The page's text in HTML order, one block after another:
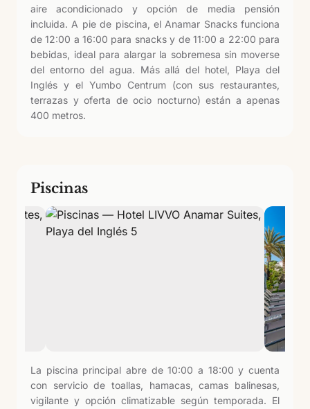
aire acondicionado y opción de media pensión
incluida. A pie de piscina, el Anamar Snacks funciona
de 12:00 a 16:00 para snacks y de 11:00 a 22:00 para
bebidas, ideal para alargar la sobremesa sin moverse
del entorno del agua. Más allá del hotel, Playa del
Inglés y el Yumbo Centrum (con sus restaurantes,
terrazas y oferta de ocio nocturno) están a apenas
400 metros.
Piscinas
La piscina principal abre de 10:00 a 18:00 y cuenta
con servicio de toallas, hamacas, camas balinesas,
vigilante y opción climatizable según temporada. El